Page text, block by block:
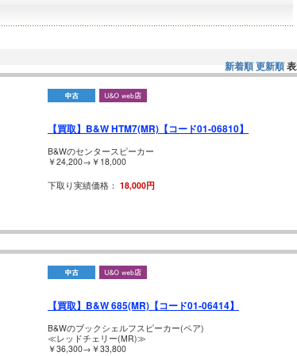
新着順更新順
【買取】B&W HTM7(MR)【コード01-06810】
B&Wのセンタースピーカー
￥24,200→￥18,000
下取り実績価格： 18,000円
【買取】B&W 685(MR)【コード01-06414】
B&Wのブックシェルフスピーカー(ペア)
≪レッドチェリー(MR)≫
￥36,300→￥33,800